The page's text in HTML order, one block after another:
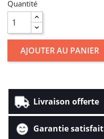
Quantité
AJOUTER AU PANIER
Livraison offerte
Garantie satisfait